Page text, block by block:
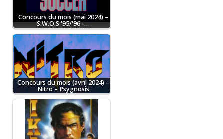
Concours du mois (mai 2024) –
S.W.O.S '95/'96 -…
Concours du mois (avril 2024) –
Nitro – Psygnosis